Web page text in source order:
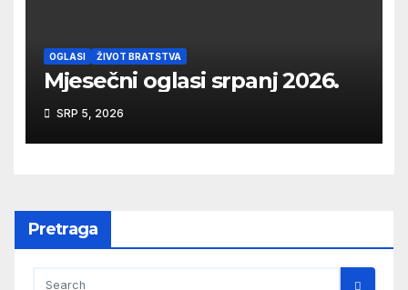
OGLASI ŽIVOT BRATSTVA
Mjesečni oglasi srpanj 2026.
SRP 5, 2026
Pretraga